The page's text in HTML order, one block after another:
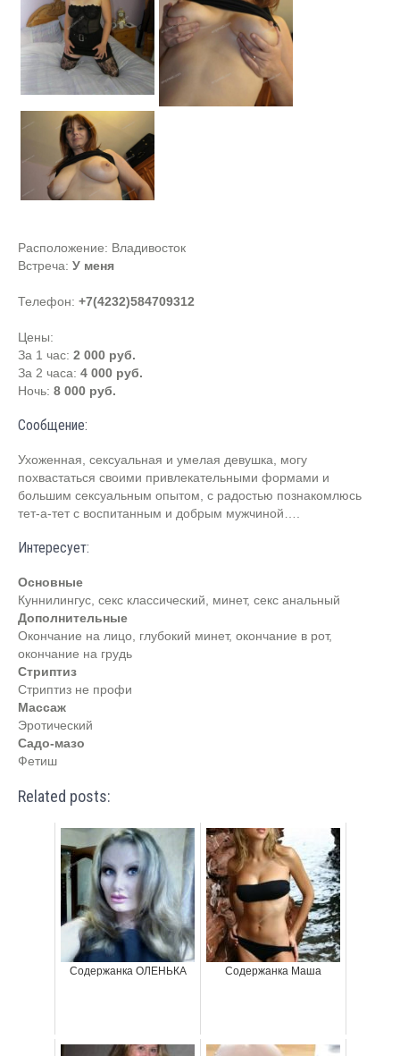
Расположение: Владивосток
Встреча: У меня
Телефон: +7(4232)584709312
Цены:
За 1 час: 2 000 руб.
За 2 часа: 4 000 руб.
Ночь: 8 000 руб.
Сообщение:
Ухоженная, сексуальная и умелая девушка, могу
похвастаться своими привлекательными формами и
большим сексуальным опытом, с радостью познакомлюсь
тет-а-тет с воспитанным и добрым мужчиной….
Интересует:
Основные
Куннилингус, секс классический, минет, секс анальный
Дополнительные
Окончание на лицо, глубокий минет, окончание в рот,
окончание на грудь
Стриптиз
Стриптиз не профи
Массаж
Эротический
Садо-мазо
Фетиш
Related posts:
Содержанка ОЛЕНЬКА Содержанка Маша